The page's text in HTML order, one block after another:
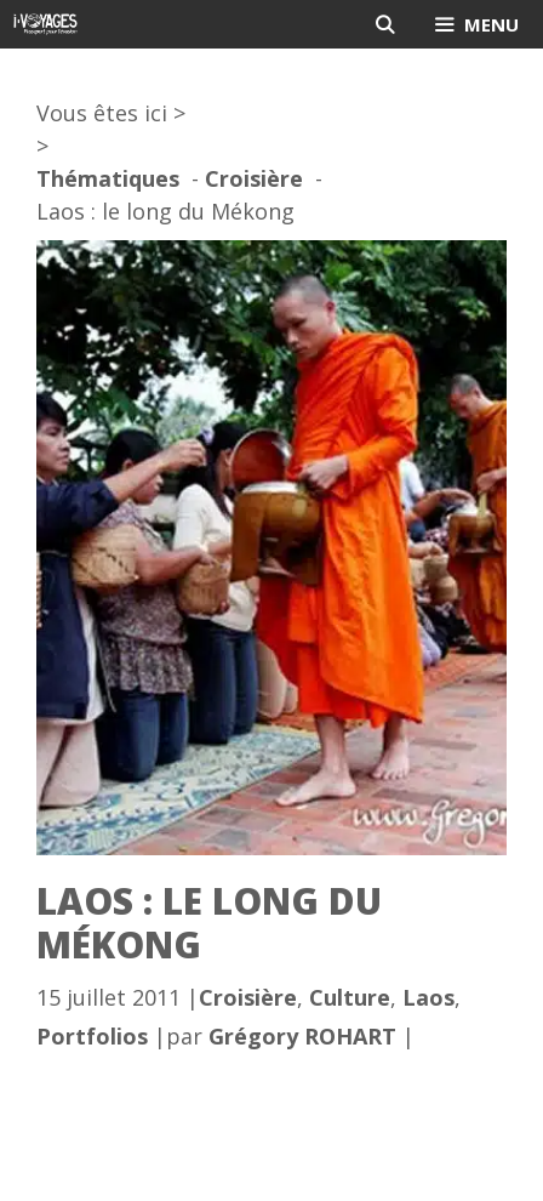
Aller
au
MENU
Vous êtes ici >
>
Thématiques
Croisière
Laos : le long du Mékong
LAOS : LE LONG DU
MÉKONG
15 juillet 2011 | Catégories
Croisière, Culture, Laos,
Portfolios | par Grégory ROHART |